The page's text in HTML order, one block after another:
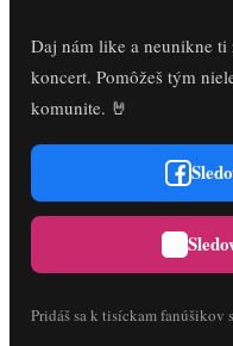
Daj nám like a neunikne ti
koncert. Pomôžeš tým
komunite. 🤘
Pridáš sa k tisíckam fanúšikov